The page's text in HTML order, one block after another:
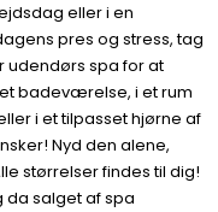
eller i en
pres og stress, tag
udendørs spa for at
badeværelse, i et rum
i et tilpasset hjørne af
Nyd den alene,
størrelser findes til dig!
da salget af spa